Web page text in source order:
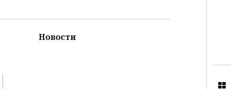
Новости